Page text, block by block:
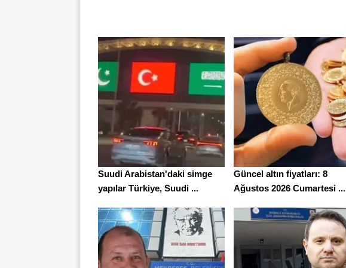
Suudi Arabistan'daki simge
yapılar Türkiye, Suudi ...
Güncel altın fiyatları: 8
Ağustos 2026 Cumartesi ...